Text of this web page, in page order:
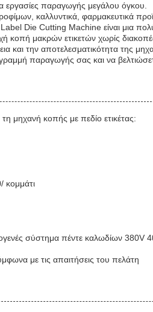
εργασίες παραγωγής μεγάλου όγκου.
καλλυντικά, φαρμακευτικά
Die Cutting Machine είναι μια
κοπή μακρών ετικετών χωρίς
και την αποτελεσματικότητα της
παραγωγής σας και να
μηχανή κοπής με πεδίο ετικέτας:
κομμάτι
σύστημα πέντε καλωδίων 380V
με τις απαιτήσεις του πελάτη